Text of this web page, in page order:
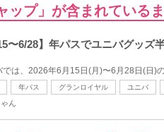
ップ」が含まれている
15〜6/28】年パスでユニバグッ
では、2026年6月15日(月)〜6月28日(日)
年パス グランロイヤル ユニバ
ん